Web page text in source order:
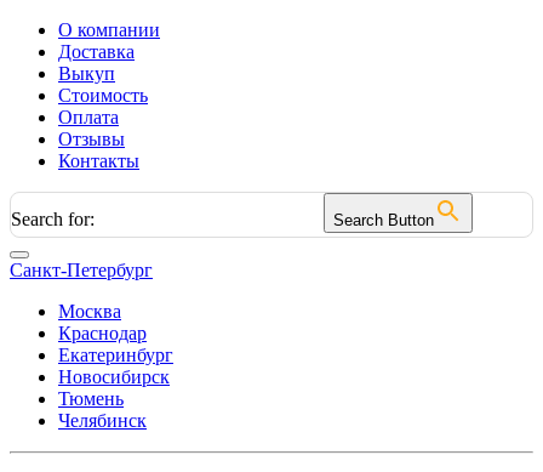
О компании
Доставка
Выкуп
Стоимость
Оплата
Отзывы
Контакты
Search for: Search Button
Санкт-Петербург
Москва
Краснодар
Екатеринбург
Новосибирск
Тюмень
Челябинск